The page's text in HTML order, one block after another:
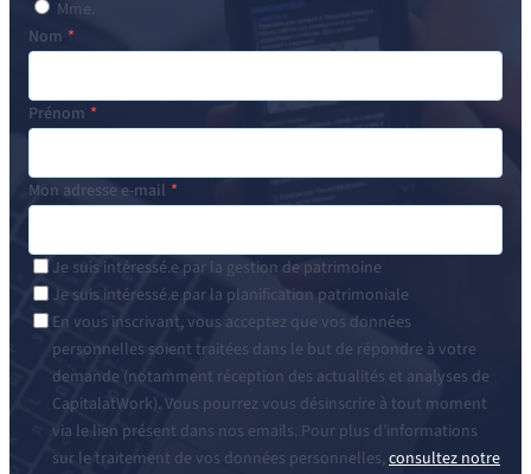
Mme.
Nom
Prénom
Mon adresse e-mail
Je suis intéressé.e par la gestion de patrimoine
Je suis intéressé.e par la planification patrimoniale
En vous inscrivant, vous acceptez que vos données
personnelles soient traitées dans le but de répondre à votre
demande (notamment réception des actualités et analyses de
CapitalatWork). Vous pourrez vous désinscrire à tout moment
via le lien présent dans nos emails. Pour plus d’informations
sur le traitement de vos données personnelles,consultez notre